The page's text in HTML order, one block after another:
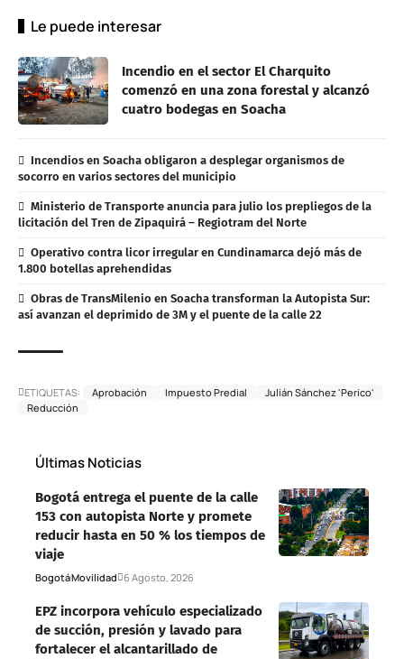
Le puede interesar
Incendio en el sector El Charquito
comenzó en una zona forestal y alcanzó
cuatro bodegas en Soacha
Incendios en Soacha obligaron a desplegar organismos de
socorro en varios sectores del municipio
Ministerio de Transporte anuncia para julio los prepliegos de la
licitación del Tren de Zipaquirá – Regiotram del Norte
Operativo contra licor irregular en Cundinamarca dejó más de
1.800 botellas aprehendidas
Obras de TransMilenio en Soacha transforman la Autopista Sur:
así avanzan el deprimido de 3M y el puente de la calle 22
ETIQUETAS: Aprobación Impuesto Predial
Julián Sánchez 'Perico'
Reducción
Últimas Noticias
Bogotá entrega el puente de la calle
153 con autopista Norte y promete
reducir hasta en 50 % los tiempos de
viaje
BogotáMovilidad 6 Agosto, 2026
EPZ incorpora vehículo especializado
de succión, presión y lavado para
fortalecer el alcantarillado de